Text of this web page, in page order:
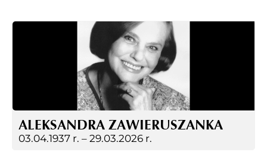
ALEKSANDRA ZAWIERUSZANKA
03.04.1937 r. – 29.03.2026 r.